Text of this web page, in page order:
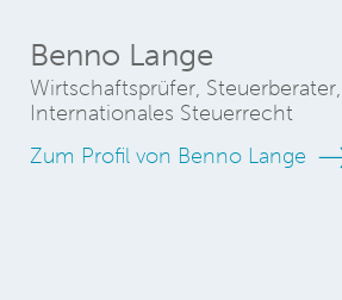
Benno Lange
Wirtschaftsprüfer,
Internationales Steuerrecht
Zum Profil von Benno Lange